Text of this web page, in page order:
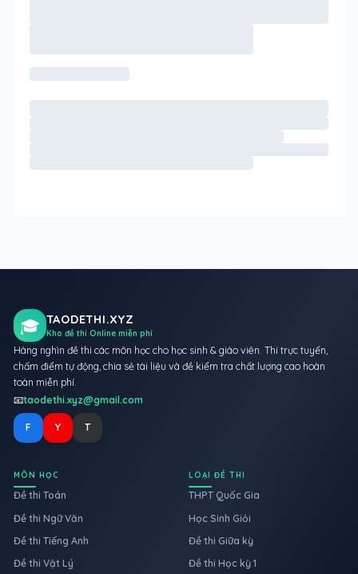
🎓 TAODETHI.XYZ
Kho đề thi Online miễn phí
Hàng nghìn đề thi các môn học cho học sinh & giáo viên. Thi trực tuyến,
chấm điểm tự động, chia sẻ tài liệu và đề kiểm tra chất lượng cao hoàn
toàn miễn phí.
📧taodethi.xyz@gmail.com
F Y T
MÔN HỌC
Đề thi Toán
Đề thi Ngữ Văn
Đề thi Tiếng Anh
Đề thi Vật Lý
LOẠI ĐỀ THI
THPT Quốc Gia
Học Sinh Giỏi
Đề thi Giữa kỳ
Đề thi Học kỳ 1